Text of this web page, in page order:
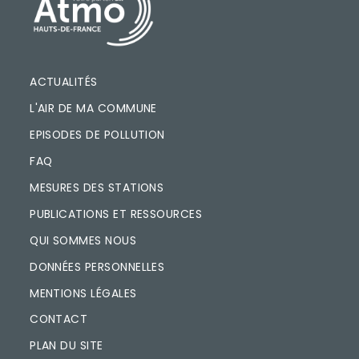
ACTUALITÉS
L'AIR DE MA COMMUNE
EPISODES DE POLLUTION
FAQ
MESURES DES STATIONS
PUBLICATIONS ET RESSOURCES
QUI SOMMES NOUS
DONNÉES PERSONNELLES
MENTIONS LÉGALES
CONTACT
PLAN DU SITE